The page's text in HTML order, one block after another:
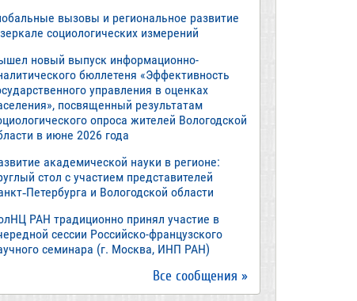
вызовы и региональное развитие
социологических измерений
новый выпуск информационно-
бюллетеня «Эффективность
управления в оценках
посвященный результатам
опроса жителей Вологодской
в июне 2026 года
академической науки в регионе:
стол с участием представителей
и Вологодской области
РАН традиционно принял участие в
сессии Российско-французского
семинара (г. Москва, ИНП РАН)
Все сообщения »